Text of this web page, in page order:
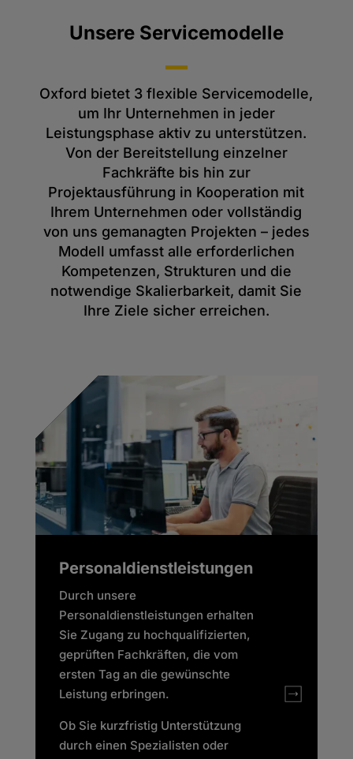
Unsere Servicemodelle
Oxford bietet 3 flexible Servicemodelle,
um Ihr Unternehmen in jeder
Leistungsphase aktiv zu unterstützen.
Von der Bereitstellung einzelner
Fachkräfte bis hin zur
Projektausführung in Kooperation mit
Ihrem Unternehmen oder vollständig
von uns gemanagten Projekten – jedes
Modell umfasst alle erforderlichen
Kompetenzen, Strukturen und die
notwendige Skalierbarkeit, damit Sie
Ihre Ziele sicher erreichen.
Personaldienstleistungen
Durch unsere
Personaldienstleistungen erhalten
Sie Zugang zu hochqualifizierten,
geprüften Fachkräften, die vom
ersten Tag an die gewünschte
Leistung erbringen.
Ob Sie kurzfristig Unterstützung
durch einen Spezialisten oder